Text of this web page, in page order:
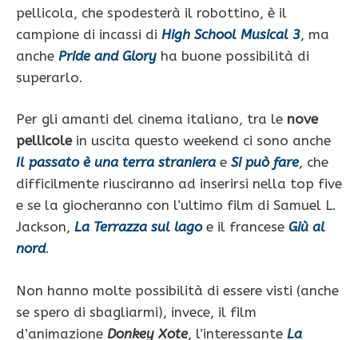
pellicola, che spodesterà il robottino, è il
campione di incassi di High School Musical 3, ma
anche Pride and Glory ha buone possibilità di
superarlo.
Per gli amanti del cinema italiano, tra le nove
pellicolein uscita questo weekend ci sono anche
Il passato è una terra straniera e Si può fare, che
difficilmente riusciranno ad inserirsi nella top five
e se la giocheranno con l’ultimo film di Samuel L.
Jackson, La Terrazza sul lagoe il francese Giù al
nord.
Non hanno molte possibilità di essere visti (anche
se spero di sbagliarmi), invece, il film
d’animazione Donkey Xote, l’interessante La